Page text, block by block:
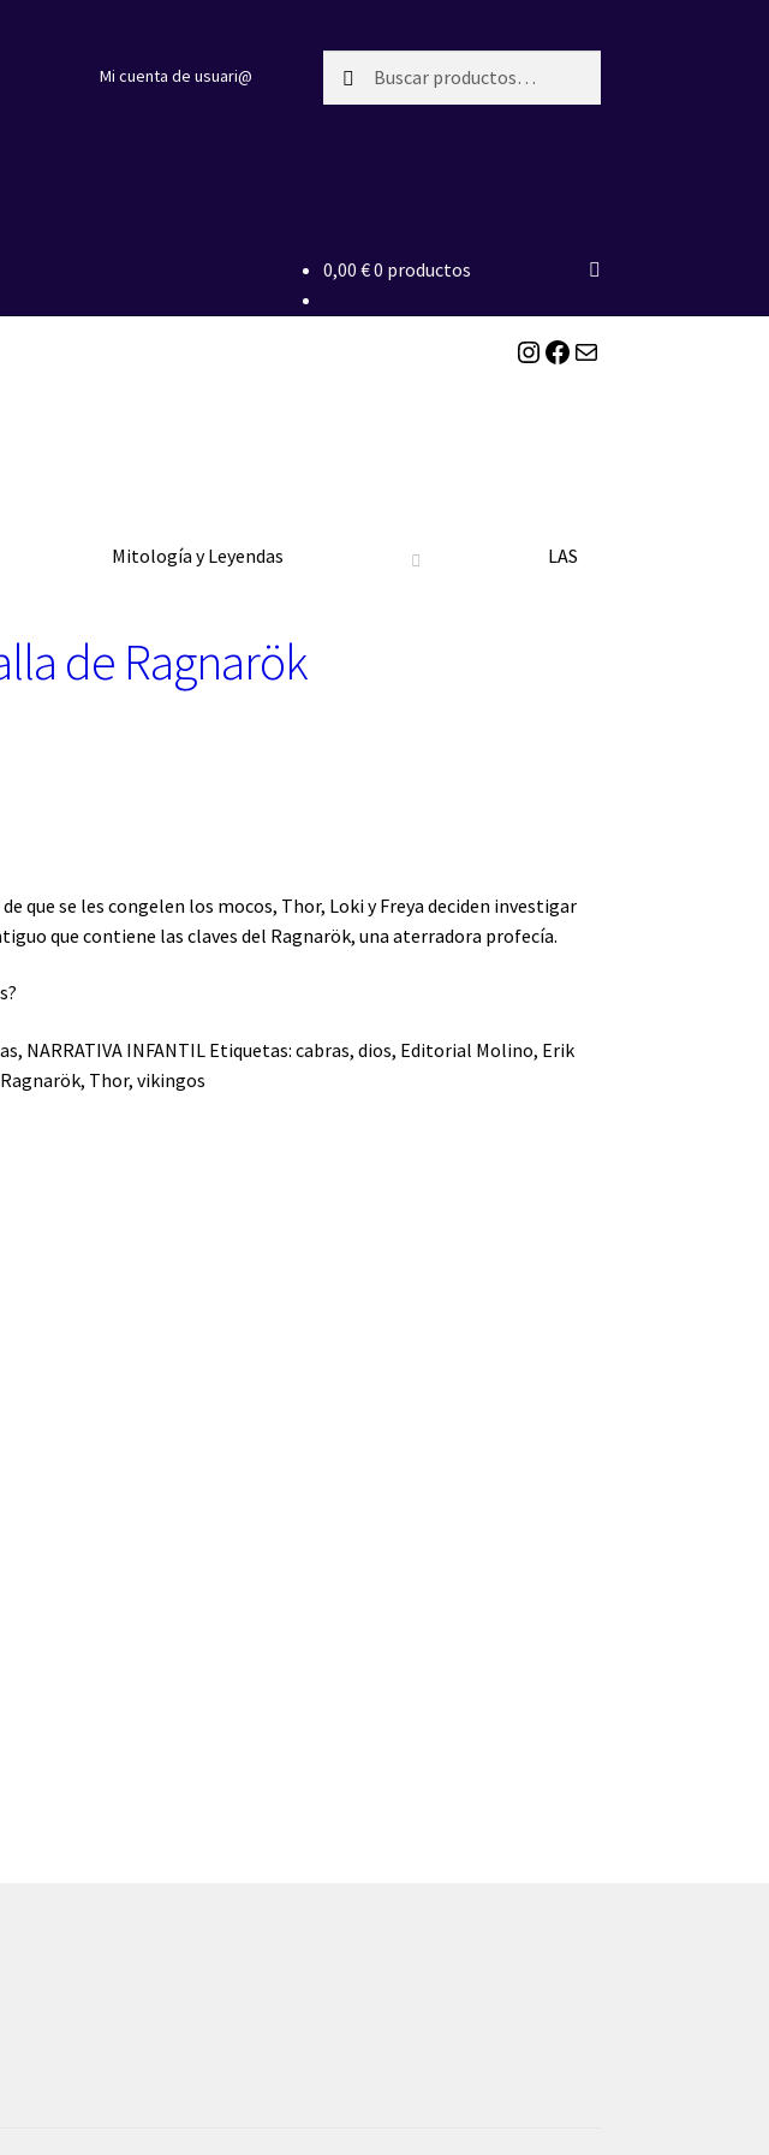
Mi cuenta de usuari@
por:
0,00 €0 productos
Instagram Facebook Correo electrónico
Mitología y Leyendas
LAS
de Ragnarök
que se les congelen los mocos, Thor, Loki y Freya deciden investigar
que contiene las claves del Ragnarök, una aterradora profecía.
, NARRATIVA INFANTIL Etiquetas:cabras,dios, Editorial Molino, Erik
Ragnarök, Thor,vikingos